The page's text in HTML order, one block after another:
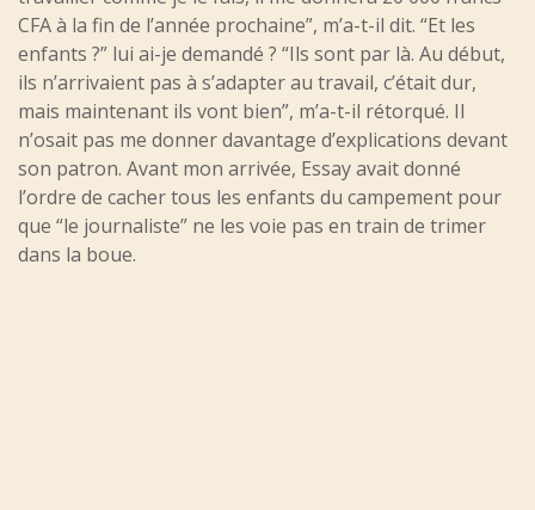
CFA à la fin de l’année prochaine”, m’a-t-il dit. “Et les
enfants ?” lui ai-je demandé ? “Ils sont par là. Au début,
ils n’arrivaient pas à s’adapter au travail, c’était dur,
mais maintenant ils vont bien”, m’a-t-il rétorqué. Il
n’osait pas me donner davantage d’explications devant
son patron. Avant mon arrivée, Essay avait donné
l’ordre de cacher tous les enfants du campement pour
que “le journaliste” ne les voie pas en train de trimer
dans la boue.